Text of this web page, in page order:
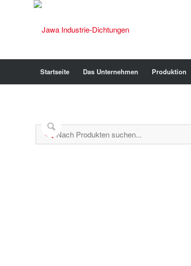
Startseite Das Unternehmen Produktion